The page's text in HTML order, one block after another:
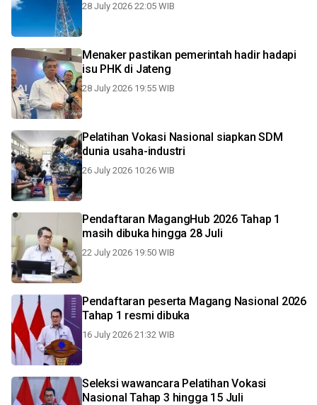
28 July 2026 22:05 WIB
Menaker pastikan pemerintah hadir hadapi
isu PHK di Jateng
28 July 2026 19:55 WIB
Pelatihan Vokasi Nasional siapkan SDM
dunia usaha-industri
26 July 2026 10:26 WIB
Pendaftaran MagangHub 2026 Tahap 1
masih dibuka hingga 28 Juli
22 July 2026 19:50 WIB
Pendaftaran peserta Magang Nasional 2026
Tahap 1 resmi dibuka
16 July 2026 21:32 WIB
Seleksi wawancara Pelatihan Vokasi
Nasional Tahap 3 hingga 15 Juli